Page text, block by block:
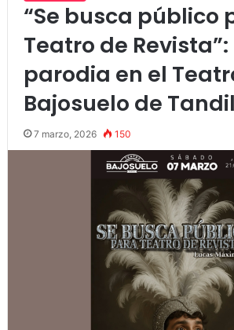
“Se busca público
Teatro de
parodia en el
Bajosuelo de Tandil
7 marzo, 2026 150